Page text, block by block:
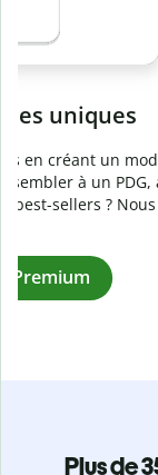
Vérifiez que
logiciel anti-
secondes et
Plus de